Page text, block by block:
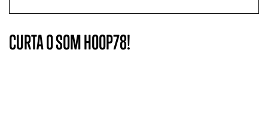
CURTA O SOM HOOP78!